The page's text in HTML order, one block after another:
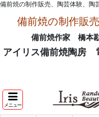
備前焼の制作販売、陶芸体験、陶
備前焼の制作販
備前焼作家 橋本
アイリス備前焼陶房
メニュー